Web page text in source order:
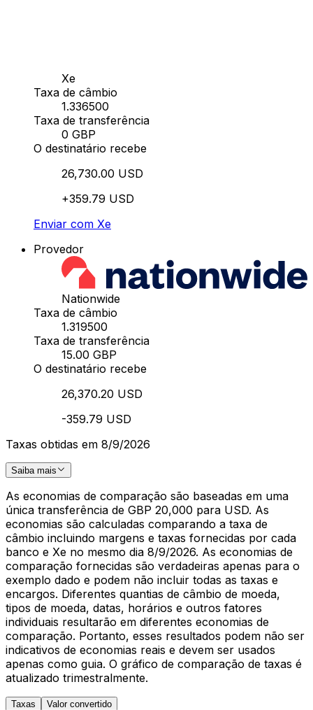
Xe
Taxa de câmbio
1.336500
Taxa de transferência
0 GBP
O destinatário recebe
26,730.00 USD
+359.79 USD
Enviar com Xe
Provedor
Nationwide
Taxa de câmbio
1.319500
Taxa de transferência
15.00 GBP
O destinatário recebe
26,370.20 USD
-359.79 USD
Taxas obtidas em 8/9/2026
Saiba mais
As economias de comparação são baseadas em uma
única transferência de GBP 20,000 para USD. As
economias são calculadas comparando a taxa de
câmbio incluindo margens e taxas fornecidas por cada
banco e Xe no mesmo dia 8/9/2026. As economias de
comparação fornecidas são verdadeiras apenas para o
exemplo dado e podem não incluir todas as taxas e
encargos. Diferentes quantias de câmbio de moeda,
tipos de moeda, datas, horários e outros fatores
individuais resultarão em diferentes economias de
comparação. Portanto, esses resultados podem não ser
indicativos de economias reais e devem ser usados
apenas como guia. O gráfico de comparação de taxas é
atualizado trimestralmente.
Taxas Valor convertido